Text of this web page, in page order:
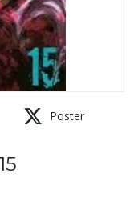
Poster